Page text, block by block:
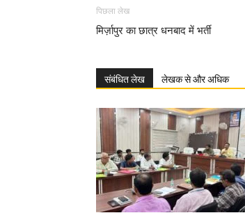
पिछला लेख
मिर्ज़ापुर का छात्र धनबाद में भर्ती
संबंधित लेख लेखक से और अधिक